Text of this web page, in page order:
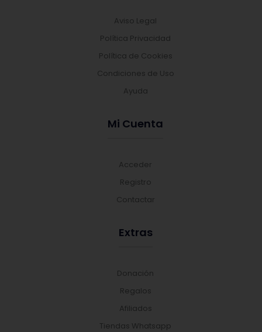
Aviso Legal
Política Privacidad
Política de Cookies
Condiciones de Uso
Ayuda
Mi Cuenta
Acceder
Registro
Contactar
Extras
Donación
Regalos
Afiliados
Tiendas Whatsapp